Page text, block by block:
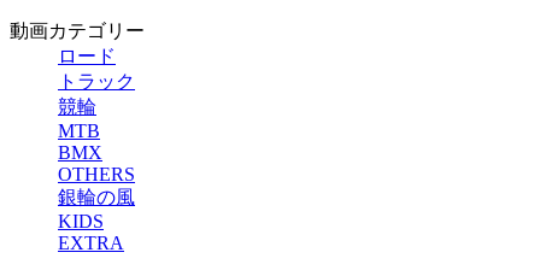
動画カテゴリー
ロード
トラック
競輪
MTB
BMX
OTHERS
銀輪の風
KIDS
EXTRA